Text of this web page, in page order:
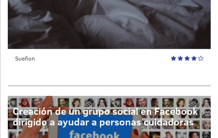
Sueñon
Creación de un grupo social en Facebook
dirigido a ayudar a personas cuidadoras